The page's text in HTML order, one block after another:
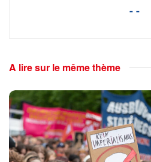
- -
A lire sur le même thème